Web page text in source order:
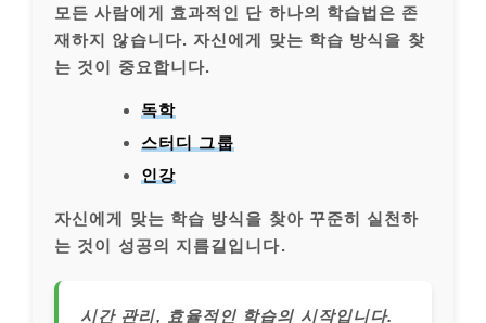
모든 사람에게 효과적인 단 하나의 학습법은 존
재하지 않습니다. 자신에게 맞는 학습 방식을 찾
는 것이 중요합니다.
독학
스터디 그룹
인강
자신에게 맞는 학습 방식을 찾아 꾸준히 실천하
는 것이 성공의 지름길입니다.
시간 관리, 효율적인 학습의 시작입니다.